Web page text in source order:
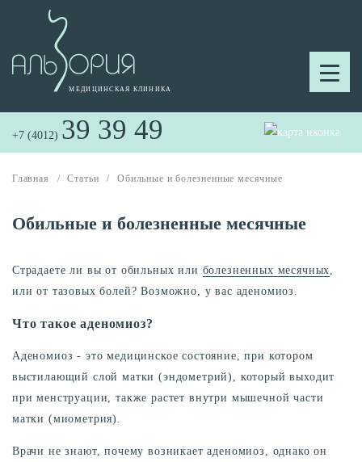
+7 (4012) 39 39 49
Главная / Статьи / Обильные и болезненные месячные
Обильные и болезненные месячные
Страдаете ли вы от обильных или болезненных месячных,
или от тазовых болей? Возможно, у вас аденомиоз.
Что такое аденомиоз?
Аденомиоз - это медицинское состояние, при котором
выстилающий слой матки (эндометрий), который выходит
при менструации, также растет внутри мышечной части
матки (миометрия).
Врачи не знают, почему возникает аденомиоз, однако он